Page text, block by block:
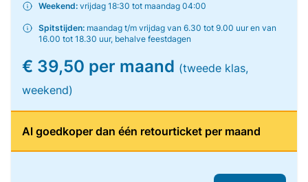
Weekend: vrijdag 18:30 tot maandag 04:00
Spitstijden: maandag t/m vrijdag van 6.30 tot 9.00 uur en van
16.00 tot 18.30 uur, behalve feestdagen
€ 39,50 per maand (tweede klas,
weekend)
Al goedkoper dan één retourticket per maand